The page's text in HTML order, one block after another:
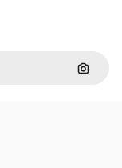
इमेज से